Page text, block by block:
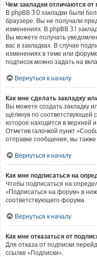
Чем закладки отличаются от
В phpBB 3.0 закладки были
браузере. Вы не получали
изменениях. В phpBB 3.1
Вы можете получать
вас в закладках. В случае
изменениях в теме или
подписок можно задать на
Вернуться к началу
Как мне сделать закладку
Вы можете создать закладку
щёлкнув по соответствующей
которое находится в верхней
Отметив галочкой пункт
отправке сообщения, вы
Вернуться к началу
Как мне подписаться на
Чтобы подписаться на
«Подписаться на форум» в
соответствующего форума.
Вернуться к началу
Как мне отказаться от
Для отказа от подписки
ссылке «Подписки».